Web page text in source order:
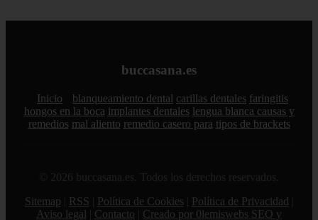
buccasana.es
Inicio blanqueamiento dental carillas dentales faringitis
hongos en la boca implantes dentales lengua blanca causas y
remedios mal aliento remedio casero para tipos de brackets
© 2026 buccasana.es. Todos los derechos reservados.
Sitemap
RSS Política de Cookies Política de Privacidad
Aviso legal
Contacto Creado por 0lemiswebs SEO y